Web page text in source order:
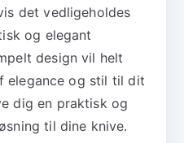
det vedligeholdes
og elegant
design vil helt
elegance og stil til dit
dig en praktisk og
til dine knive.